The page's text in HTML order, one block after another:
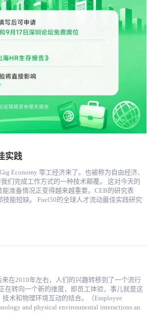
选择。就员工如何在组织内获得成长进行清晰的
踪人力资源趋
内部数字和数据进行独立分析和数据审查，是评
测相匹配的一种方法。为了跟上当今躁动不安的
力资源新趋势了。
点。 随着企业的不断发展，对
经济的一个重要方面。公司投资于员工发展和福
切实利益，都说明了人工智能与人类合作的积极
始终处于组织战略的最前沿。在这一转型时期，
人工智能，并优先考虑员工的福利，就不仅能应
中茁壮成长。
俗话说，人们不会离开糟糕的公司，他们会离开
技术的依赖程度前所未有。Slack 和 Zoom 等数
键。在管理全球劳动力方面，人力资源技术和自
需的自动化功能，从入职工作流程到处理跨国劳
议工具和集中式数据分析更轻松地收集团队的反
轻人力资
度，保持生产力并确保您的业务成功。 领先
多功能战略和建立敏捷的员工队伍是应对不断变
掌握关键趋势和技术（并将其纳入您的跨国、以
疲惫和焦虑的经历。 人力资源部门的
的人说他们的员工正在遭受变革的疲劳。 48%
们2022年的首要任务，因此，必须找到方法使变
略，以帮助减轻变革的数量。人力资源部门的
因素在推动变革疲劳。
表现出的努力程度，第二个是在实施变革时对
要找到不具破坏
在支持员工的心理健康方面采取更积极的立场。
多提示。 人力资源趋势3：当前和
惫，所以他们业绩的
应该是一
组织中发挥辅导和指导作用，而不是对一个人或
他们的作用是确定技能需求，并将员工与合适的
势4：工作计划的未来
2022年的主要任务。 "人力资源领导需
景创建应急计划，而不仅仅是一个固定的战
其进行迭代和调整，而不是固定在那一个计划或
进
能否利用海外的临时工或兼职工人来满足这种技
实践
也被称为自由经济、
工作方式的一种技术颠覆。 这对今天的
准备情况正变得越来越重要。CEB的研究表
流动最佳实践研究
能够看到明确的发展道路的组织。 同样，
够将员工拥有的未开发的技能和人才与组织需要
的作用。 NetApp公司的全球人才
在不同的业务领域。 扩大人才库的可
在2010年左右，人们的兴趣转移到了一个流行
在转向一个新的维度，即员工体验，事儿就是这
and physical environmental interactions an